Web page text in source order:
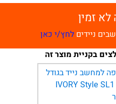
לא זמין
ניידים לחץ/י כאן
בקניית מוצר זה
למחשב נייד בגודל
עד "15.6 IVORY Style SL1